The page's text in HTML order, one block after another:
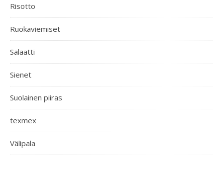
Risotto
Ruokaviemiset
Salaatti
Sienet
Suolainen piiras
texmex
Välipala